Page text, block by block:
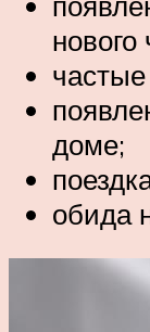
доме;
обида